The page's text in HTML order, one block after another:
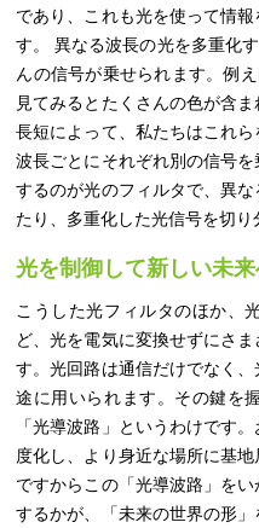
であり、これも光を使って情
す。 異なる波長の光を多重化
んの信号が乗せられます。例
見てみるとたくさんの色が含
長短によって、私たちはこれ
波長ごとにそれぞれ別の信号
するのが光のフィルタで、異
たり、多重化した光信号を切り
光を制御して新しい未
こうした光フィルタのほか、
ど、光を電気に変換せずにさ
す。光回路は通信だけでなく
途に用いられます。その鍵を
「光導波路」というわけです
度化し、より身近な場所に基地
ですからこの「光導波路」を
するかが、「未来の世界の形